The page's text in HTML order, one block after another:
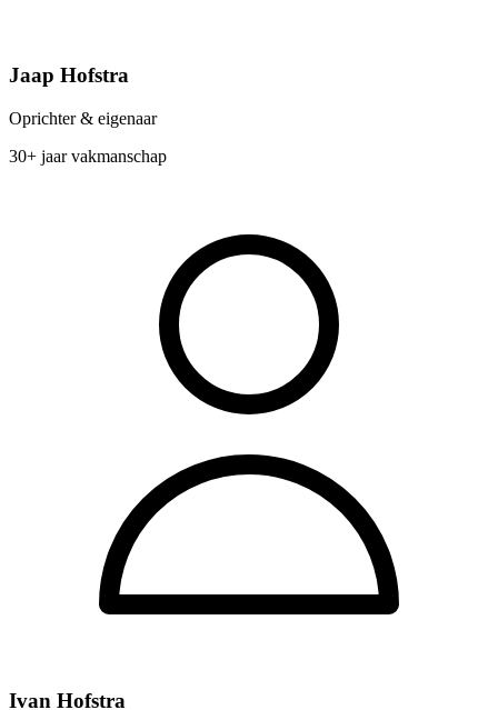
Jaap Hofstra
Oprichter & eigenaar
30+ jaar vakmanschap
Ivan Hofstra